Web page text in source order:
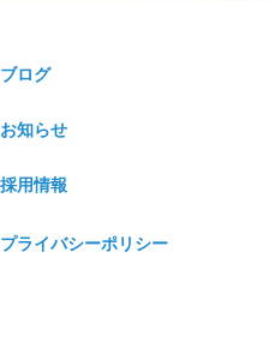
ブログ
お知らせ
採用情報
プライバシーポリシー